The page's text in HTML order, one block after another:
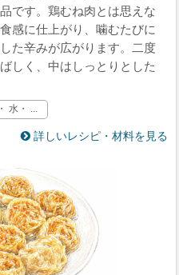
です。鶏むね肉とは思えな
感に仕上がり、噛むたびに
た辛みが広がります。二度
しく、中はしっとりとした
水・ ...
詳しいレシピ・材料を見る